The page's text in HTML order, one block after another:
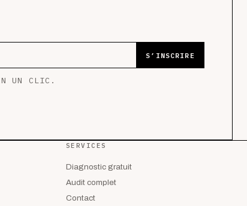
S’INSCRIRE
UN CLIC.
SERVICES
Diagnostic gratuit
Audit complet
Contact